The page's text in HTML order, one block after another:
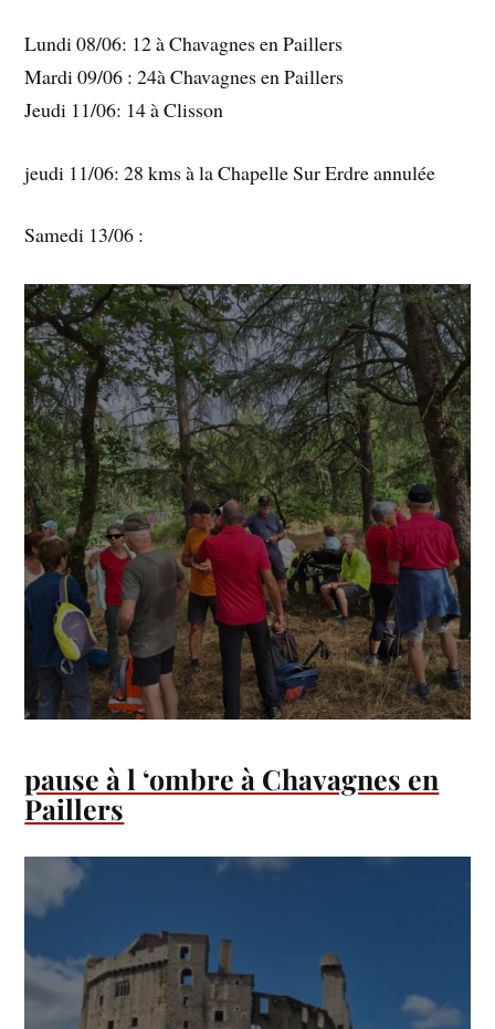
Lundi 08/06: 12 à Chavagnes en Paillers
Mardi 09/06 : 24à Chavagnes en Paillers
Jeudi 11/06: 14 à Clisson
jeudi 11/06: 28 kms à la Chapelle Sur Erdre annulée
Samedi 13/06 :
pause à l ‘ombre à Chavagnes en
Paillers